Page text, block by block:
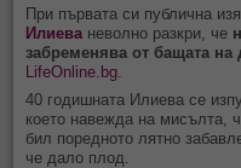
При първата си публична
Илиева неволно разкри, че
забременява от бащата на
LifeOnline.bg
40 годишната Илиева се
което навежда на мисълта,
бил поредното лятно
че дало плод.